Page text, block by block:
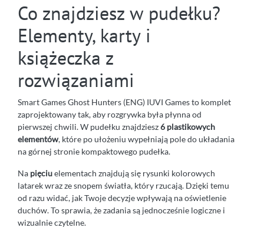
Co znajdziesz w pudełku?
Elementy, karty i
książeczka z
rozwiązaniami
Smart Games Ghost Hunters (ENG) IUVI Games to komplet
zaprojektowany tak, aby rozgrywka była płynna od
pierwszej chwili. W pudełku znajdziesz6 plastikowych
elementów, które po ułożeniu wypełniają pole do układania
na górnej stronie kompaktowego pudełka.
Na pięciuelementach znajdują się rysunki kolorowych
latarek wraz ze snopem światła, który rzucają. Dzięki temu
od razu widać, jak Twoje decyzje wpływają na oświetlenie
duchów. To sprawia, że zadania są jednocześnie logiczne i
wizualnie czytelne.